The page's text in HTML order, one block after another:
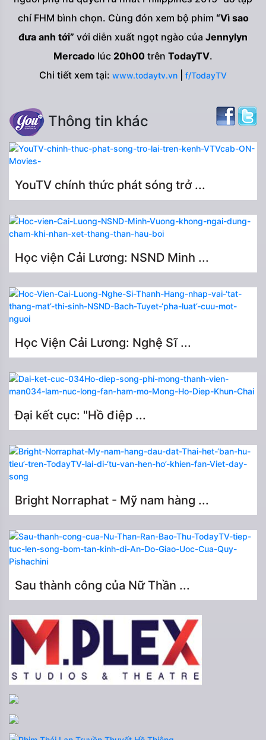
chí FHM bình chọn. Cùng đón xem bộ phim “Vì sao
đưa anh tới” với diễn xuất ngọt ngào của Jennylyn
Mercado lúc 20h00 trên TodayTV.
Chi tiết xem tại: www.todaytv.vn f/TodayTV
Thông tin khác
YouTV chính thức phát sóng trở ...
Học viện Cải Lương: NSND Minh ...
Học Viện Cải Lương: Nghệ Sĩ ...
Đại kết cục: "Hồ điệp ...
Bright Norraphat - Mỹ nam hàng ...
Sau thành công của Nữ Thần ...